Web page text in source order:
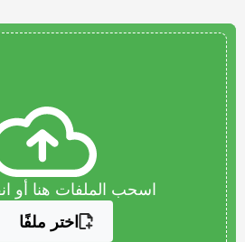
اسحب الملفات هنا أو
اختر ملفًا